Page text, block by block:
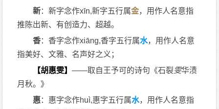
新：新字念作xīn,新字五行属金，用作人名意指
推陈出新、有创造力、超越。
香：香字念作xiāng,香字五行属水，用作人名意
指美好、文雅、名声好之义；
【胡惠雯】——取自王予可的诗句《石裂雯华渍
月秋。》
惠：惠字念作huì,惠字五行属水，用作人名意指